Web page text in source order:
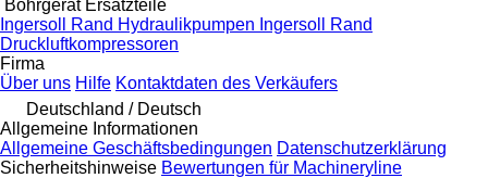
Bohrgerät Ersatzteile
Ingersoll Rand Hydraulikpumpen Ingersoll Rand
Druckluftkompressoren
Firma
Über uns Hilfe Kontaktdaten des Verkäufers
Deutschland / Deutsch
Allgemeine Informationen
Allgemeine Geschäftsbedingungen Datenschutzerklärung
Sicherheitshinweise Bewertungen für Machineryline